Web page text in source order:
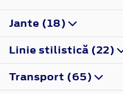
Jante (18)
Linie stilistică (22)
Transport (65)